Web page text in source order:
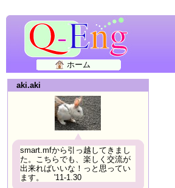
ホーム
aki.aki
smart.mfから引っ越してきまし
た。こちらでも、楽しく交流が
出来ればいいな！っと思ってい
ます。 '11-1.30